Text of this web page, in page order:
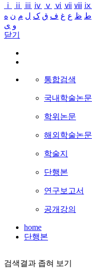
ⅰ
ⅱ ⅲ ⅳ ⅴ ⅵ ⅶ ⅷ ⅸ
ط ظ ع غ ف ق ک ل م ن ه
و ی
닫기
통합검색
국내학술논문
학위논문
해외학술논문
학술지
단행본
연구보고서
공개강의
home
단행본
검색결과 좁혀 보기